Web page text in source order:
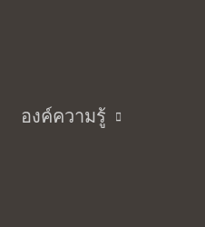
องค์ความรู้
ครั้งที่